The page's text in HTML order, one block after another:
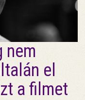
nem
el
a filmet